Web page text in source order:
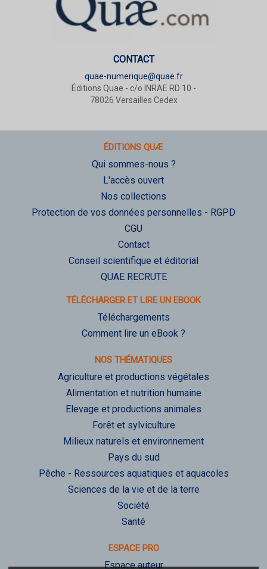
CONTACT
quae-numerique@quae.fr
Éditions Quae - c/o INRAE RD 10 -
78026 Versailles Cedex
ÉDITIONS QUÆ
Qui sommes-nous ?
L'accès ouvert
Nos collections
Protection de vos données personnelles - RGPD
CGU
Contact
Conseil scientifique et éditorial
QUAE RECRUTE
TÉLÉCHARGER ET LIRE UN EBOOK
Téléchargements
Comment lire un eBook ?
NOS THÉMATIQUES
Agriculture et productions végétales
Alimentation et nutrition humaine
Elevage et productions animales
Forêt et sylviculture
Milieux naturels et environnement
Pays du sud
Pêche - Ressources aquatiques et aquacoles
Sciences de la vie et de la terre
Société
Santé
ESPACE PRO
Espace auteur